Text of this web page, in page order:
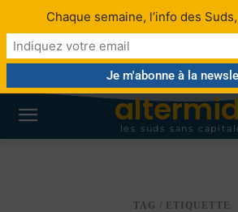
les suds sans
TAG / ETIQUETTE
Chaque semaine, l’info des